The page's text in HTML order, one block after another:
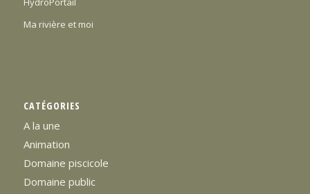
Ma rivière et moi
CATÉGORIES
A la une
Animation
Domaine piscicole
Domaine public